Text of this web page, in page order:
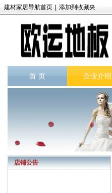
建材家居导航首页 添加到收藏夹
首 页 企业介绍
店铺公告